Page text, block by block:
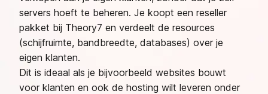
servers hoeft te beheren. Je koopt een reseller
pakket bij Theory7 en verdeelt de resources
(schijfruimte, bandbreedte, databases) over je
eigen klanten.
Dit is ideaal als je bijvoorbeeld websites bouwt
voor klanten en ook de hosting wilt leveren onder